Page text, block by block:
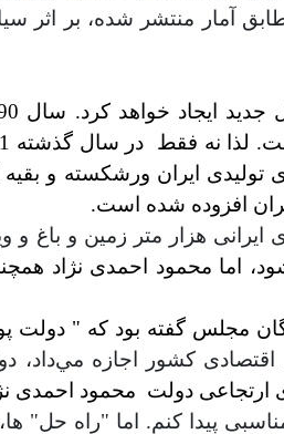
آمار منتشر شده، بر اثر
، اما محمود احمدی نژاد
مجلس گفته بود که " دولت
كشور اجازه مي‌داد،
ارتجاعی دولت محمود احمدی
پیدا کنم. اما "راه حل" ها،